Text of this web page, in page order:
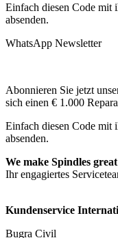
Einfach diesen Code mit
absenden.
WhatsApp Newsletter
Abonnieren Sie jetzt
sich einen € 1.000
Einfach diesen Code mit
absenden.
We make Spindles
Ihr engagiertes
Kundenservice
Bugra Civil